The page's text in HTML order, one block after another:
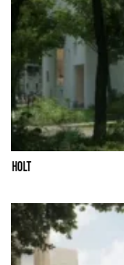
HOLT